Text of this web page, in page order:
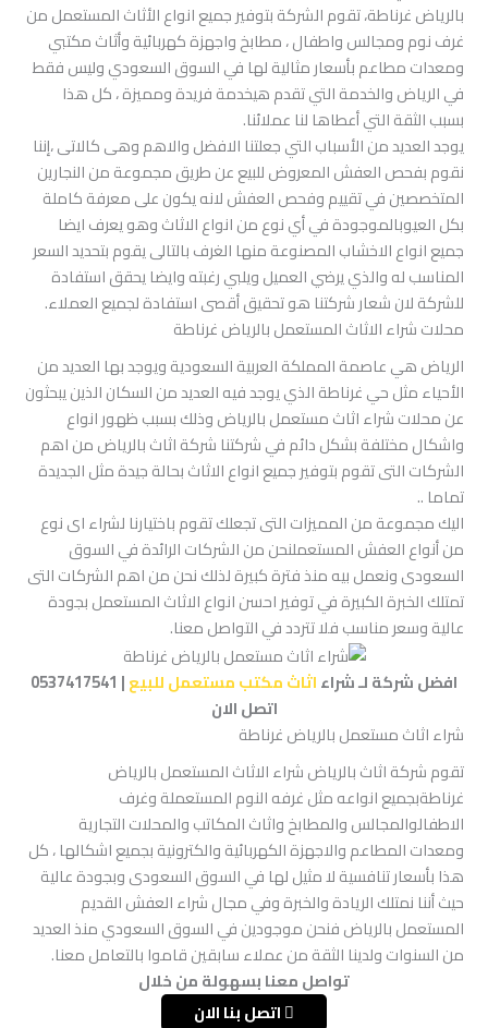
بالرياض غرناطة، تقوم الشركة بتوفير جميع انواع الأثاث المستعمل من
غرف نوم ومجالس واطفال ، مطابخ واجهزة كهربائية وأثاث مكتبي
ومعدات مطاعم بأسعار مثالية لها في السوق السعودي وليس فقط
في الرياض والخدمة التي تقدم هيخدمة فريدة ومميزة ، كل هذا
بسبب الثقة التي أعطاها لنا عملائنا.
يوجد العديد من الأسباب التي جعلتنا الافضل والاهم وهى كالاتى ،إننا
نقوم بفحص العفش المعروض للبيع عن طريق مجموعة من النجارين
المتخصصين في تقييم وفحص العفش لانه يكون على معرفة كاملة
بكل العيوبالموجودة في أي نوع من انواع الاثاث وهو يعرف ايضا
جميع انواع الاخشاب المصنوعة منها الغرف بالتالى يقوم بتحديد السعر
المناسب له والذي يرضي العميل ويلبي رغبته وايضا يحقق استفادة
للشركة لان شعار شركتنا هو تحقيق أقصى استفادة لجميع العملاء.
محلات شراء الاثاث المستعمل بالرياض غرناطة
الرياض هي عاصمة المملكة العربية السعودية ويوجد بها العديد من
الأحياء مثل حي غرناطة الذي يوجد فيه العديد من السكان الذين يبحثون
عن محلات شراء اثاث مستعمل بالرياض وذلك بسبب ظهور انواع
واشكال مختلفة بشكل دائم في شركتنا شركة اثاث بالرياض من اهم
الشركات التى تقوم بتوفير جميع انواع الاثاث بحالة جيدة مثل الجديدة
تماما ..
اليك مجموعة من المميزات التى تجعلك تقوم باختيارنا لشراء اى نوع
من أنواع العفش المستعملنحن من الشركات الرائدة في السوق
السعودى ونعمل بيه منذ فترة كبيرة لذلك نحن من اهم الشركات التى
تمتلك الخبرة الكبيرة في توفير احسن انواع الاثاث المستعمل بجودة
عالية وسعر مناسب فلا تتردد في التواصل معنا.
افضل شركة لـ شراءاثاث مكتب مستعمل للبيع | 0537417541
اتصل الان
شراء اثاث مستعمل بالرياض غرناطة
تقوم شركة اثاث بالرياض شراء الاثاث المستعمل بالرياض
غرناطةبجميع انواعه مثل غرفه النوم المستعملة وغرف
الاطفالوالمجالس والمطابخ واثاث المكاتب والمحلات التجارية
ومعدات المطاعم والاجهزة الكهربائية والكترونية بجميع اشكالها ، كل
هذا بأسعار تنافسية لا مثيل لها في السوق السعودى وبجودة عالية
حيث أننا نمتلك الريادة والخبرة وفي مجال شراء العفش القديم
المستعمل بالرياض فنحن موجودين في السوق السعودي منذ العديد
من السنوات ولدينا الثقة من عملاء سابقين قاموا بالتعامل معنا.
تواصل معنا بسهولة من خلال
اتصل بنا الان